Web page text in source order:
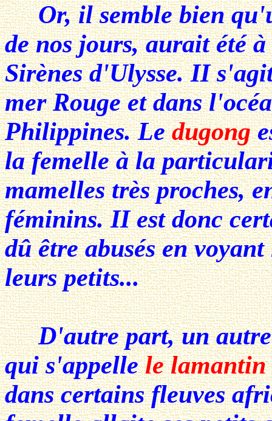
Or, il semble bien
de nos jours, aurait été
Sirènes d'Ulysse. II
mer Rouge et dans
Philippines. Ledugong
la femelle à la
mamelles très proches,
féminins. II est donc
dû être abusés en
leurs petits...
D'autre part, un autre
qui s'appellele lamantin
dans certains fleuves